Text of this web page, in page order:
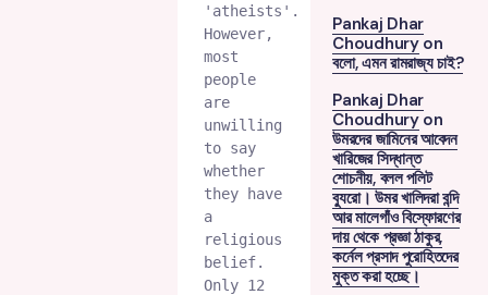
'atheists'.
However,
most
people
are
unwilling
to say
whether
they have
a
religious
belief.
Only 12
Pankaj Dhar
Choudhuryon
বলো, এমন রামরাজ্য চাই?
Pankaj Dhar
Choudhuryon
উমরদের জামিনের আবেদন
খারিজের সিদ্ধান্ত
শোচনীয়, বলল পলিট
ব্যুরো। উমর খালিদরা বন্দি
আর মালেগাঁও বিস্ফোরণের
দায় থেকে প্রজ্ঞা ঠাকুর,
কর্নেল প্রসাদ পুরোহিতদের
মুক্ত করা হচ্ছে।